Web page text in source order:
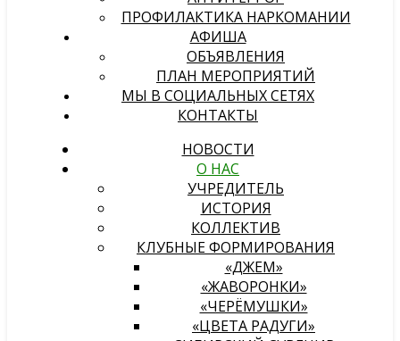
ПРОФИЛАКТИКА НАРКОМАНИИ
АФИША
ОБЪЯВЛЕНИЯ
ПЛАН МЕРОПРИЯТИЙ
МЫ В СОЦИАЛЬНЫХ СЕТЯХ
КОНТАКТЫ
НОВОСТИ
О НАС
УЧРЕДИТЕЛЬ
ИСТОРИЯ
КОЛЛЕКТИВ
КЛУБНЫЕ ФОРМИРОВАНИЯ
«ДЖЕМ»
«ЖАВОРОНКИ»
«ЧЕРЁМУШКИ»
«ЦВЕТА РАДУГИ»